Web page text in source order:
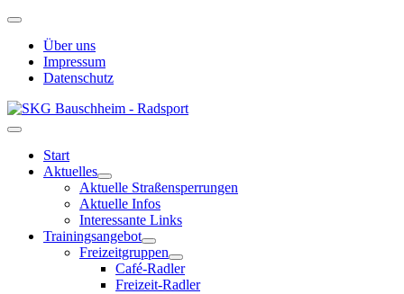
Über uns
Impressum
Datenschutz
Start
Aktuelles
Aktuelle Straßensperrungen
Aktuelle Infos
Interessante Links
Trainingsangebot
Freizeitgruppen
Café-Radler
Freizeit-Radler